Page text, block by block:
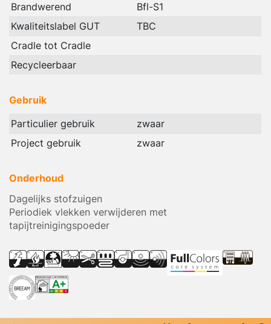
Brandwerend
Bfl-S1
Kwaliteitslabel GUT
TBC
Cradle tot Cradle
Recycleerbaar
Gebruik
Particulier gebruik
zwaar
Project gebruik
zwaar
Onderhoud
Dagelijks stofzuigen
Periodiek vlekken verwijderen met
tapijtreinigingspoeder